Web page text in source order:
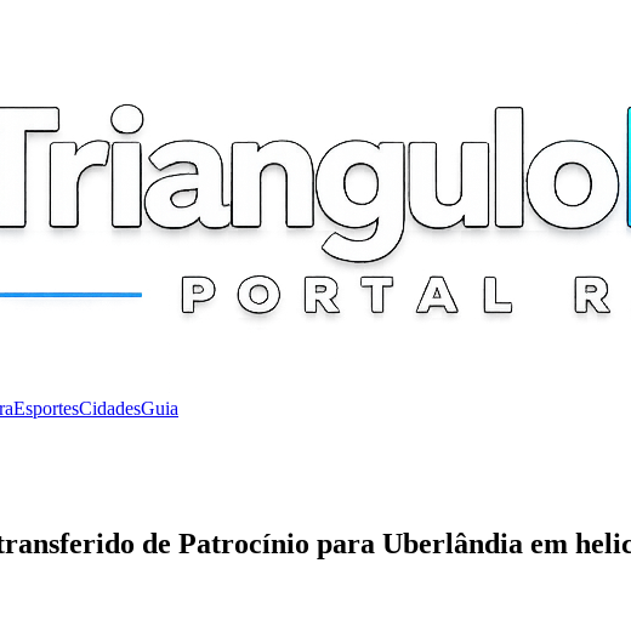
EsportesCidadesGuia
de Patrocínio para Uberlândia em